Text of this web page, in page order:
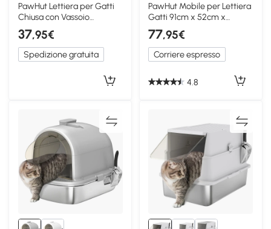
PawHut Lettiera per Gatti
Chiusa con Vassoio
Estraibile Azzurro
37,95€
Spedizione gratuita
PawHut Mobile per Lettiera
Gatti 91cm x 52cm x
50.5cm Bianco
77,95€
Corriere espresso
4.8